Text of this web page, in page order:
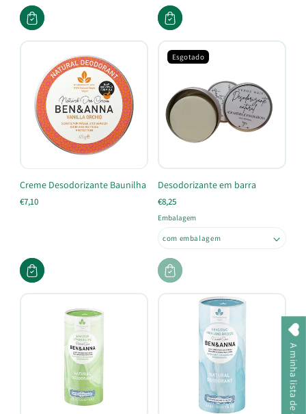
Creme Desodorizante Baunilha
€7,10
Esgotado
Desodorizante em barra
€8,25
Embalagem